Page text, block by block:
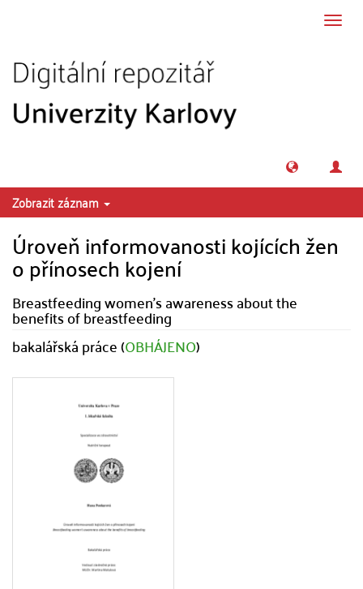
Zobrazit záznam
Úroveň informovanosti kojících žen
o přínosech kojení
Breastfeeding women's awareness about the
benefits of breastfeeding
bakalářská práce (OBHÁJENO)